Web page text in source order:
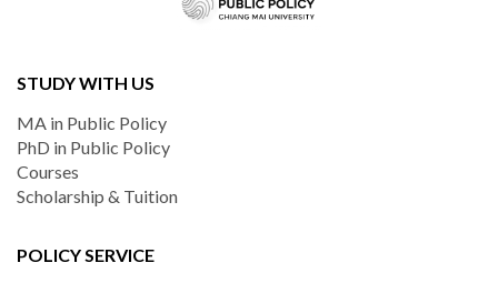
STUDY WITH US
MA in Public Policy
PhD in Public Policy
Courses
Scholarship & Tuition
POLICY SERVICE